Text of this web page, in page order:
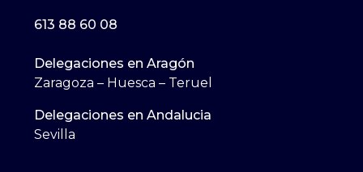
613 88 60 08
Delegaciones en Aragón
Zaragoza – Huesca – Teruel
Delegaciones en Andalucia
Sevilla